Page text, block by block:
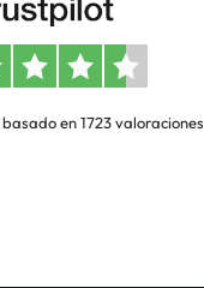
en 1723 valoraciones